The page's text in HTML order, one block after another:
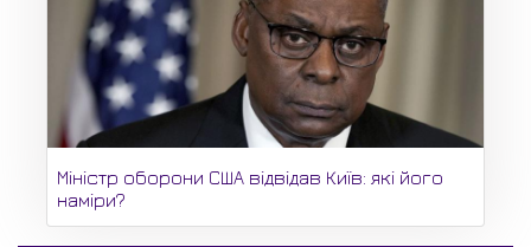
Міністр оборони США відвідав Київ: які його
наміри?